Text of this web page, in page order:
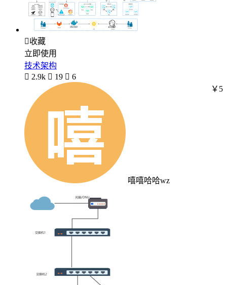
收藏
立即使用
技术架构
 2.9k  19  6
嘻嘻哈哈wz
￥5